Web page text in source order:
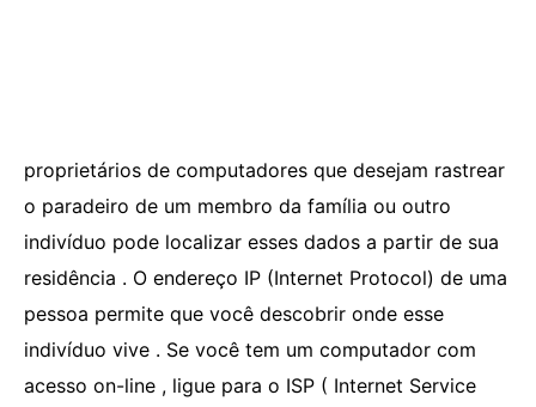
proprietários de computadores que desejam rastrear
o paradeiro de um membro da família ou outro
indivíduo pode localizar esses dados a partir de sua
residência . O endereço IP (Internet Protocol) de uma
pessoa permite que você descobrir onde esse
indivíduo vive . Se você tem um computador com
acesso on-line , ligue para o ISP ( Internet Service